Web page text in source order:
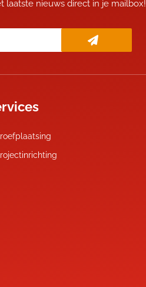
laatste nieuws direct in je mailbox!